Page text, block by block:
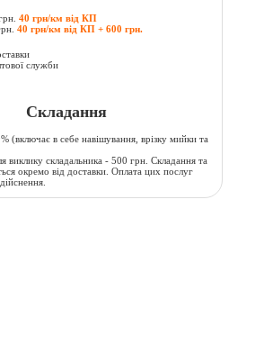
40 грн/км від КП
40 грн/км від КП + 600 грн.
служби
Складання
(включає в себе навішування, врізку мийки та
виклику складальника - 500 грн. Складання та
окремо від доставки. Оплата цих послуг